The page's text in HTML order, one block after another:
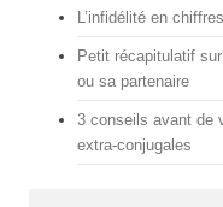
L’infidélité en
Petit récapitulatif
ou sa partenaire
3 conseils avant de
extra-conjugales